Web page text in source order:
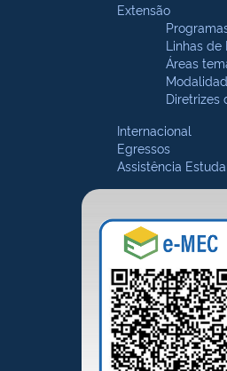
Extensão
Linhas de
Áreas
Diretrizes
Internacional
Egressos
Assistência